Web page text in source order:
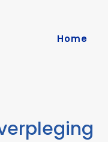
Home